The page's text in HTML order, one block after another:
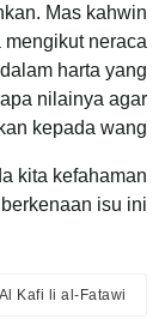
Mas kahwin
neraca
harta yang
nilainya agar
kepada wang.
kita kefahaman
isu ini.
Al Kafi li al-Fatawi